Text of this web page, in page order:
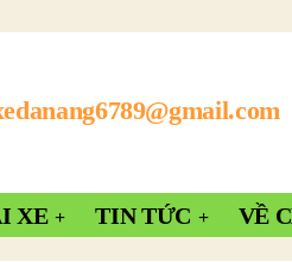
XE TIN TỨC VỀ